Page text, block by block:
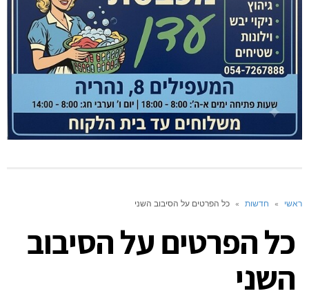
ראשי » חדשות » כל הפרטים על הסיבוב השני
כל הפרטים על הסיבוב
השני